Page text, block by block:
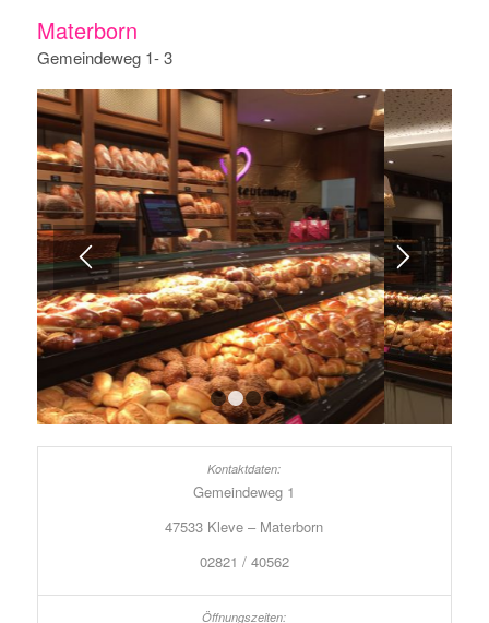
Materborn
Gemeindeweg 1- 3
1 3
Gemeindeweg 1
47533 Kleve – Materborn
02821 / 40562